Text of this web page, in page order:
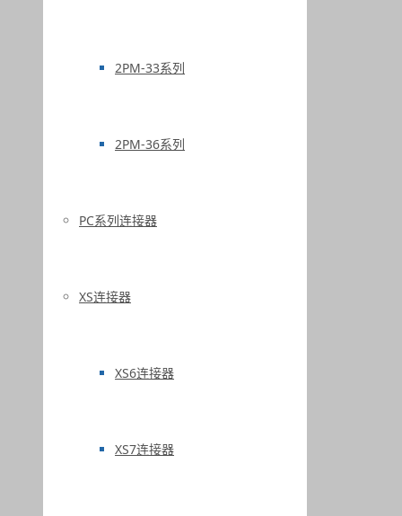
2PM-33系列
2PM-36系列
PC系列连接器
XS连接器
XS6连接器
XS7连接器